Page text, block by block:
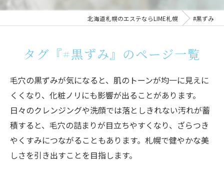
北海道札幌のエステならLIME札幌 #黒ずみ
タグ『#黒ずみ』のページ一覧
毛穴の黒ずみが気になると、肌のトーンが均一に見えに
くくなり、化粧ノリにも影響が出ることがあります。
日々のクレンジングや洗顔では落としきれない汚れが蓄
積すると、毛穴の詰まりが目立ちやすくなり、ざらつき
やくすみにつながることもあります。札幌で健やかな美
しさを引き出すことを目指します。